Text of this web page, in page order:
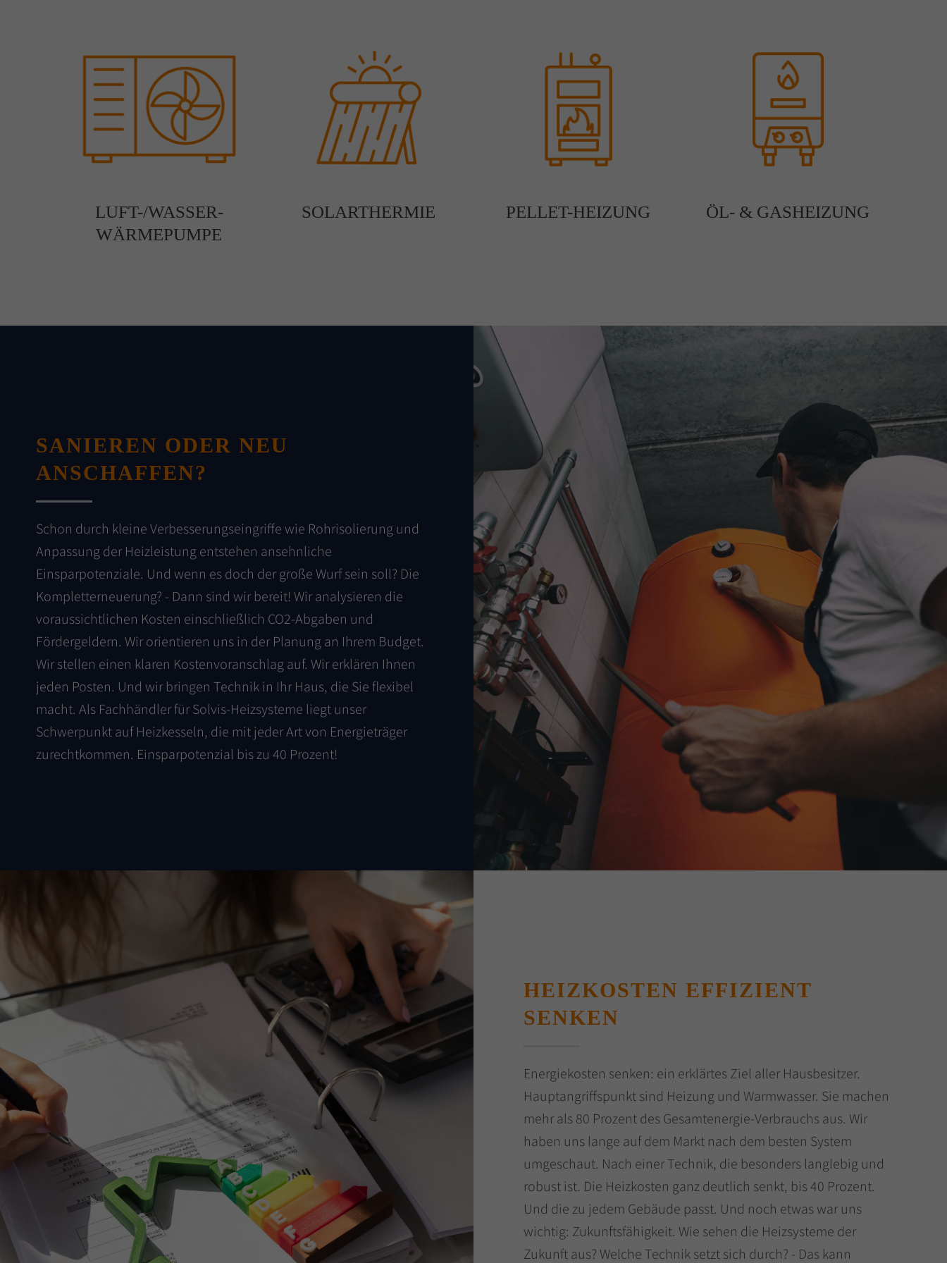
LUFT-/WASSER-
WÄRMEPUMPE
SOLARTHERMIE PELLET-HEIZUNG ÖL- & GASHEIZUNG
SANIEREN ODER NEU
ANSCHAFFEN?
Schon durch kleine Verbesserungseingriffe wie Rohrisolierung und
Anpassung der Heizleistung entstehen ansehnliche
Einsparpotenziale. Und wenn es doch der große Wurf sein soll? Die
Kompletterneuerung? - Dann sind wir bereit! Wir analysieren die
voraussichtlichen Kosten einschließlich CO2-Abgaben und
Fördergeldern. Wir orientieren uns in der Planung an Ihrem Budget.
Wir stellen einen klaren Kostenvoranschlag auf. Wir erklären Ihnen
jeden Posten. Und wir bringen Technik in Ihr Haus, die Sie flexibel
macht. Als Fachhändler für Solvis-Heizsysteme liegt unser
Schwerpunkt auf Heizkesseln, die mit jeder Art von Energieträger
zurechtkommen. Einsparpotenzial bis zu 40 Prozent!
HEIZKOSTEN EFFIZIENT
SENKEN
Energiekosten senken: ein erklärtes Ziel aller Hausbesitzer.
Hauptangriffspunkt sind Heizung und Warmwasser. Sie machen
mehr als 80 Prozent des Gesamtenergie-Verbrauchs aus. Wir
haben uns lange auf dem Markt nach dem besten System
umgeschaut. Nach einer Technik, die besonders langlebig und
robust ist. Die Heizkosten ganz deutlich senkt, bis 40 Prozent.
Und die zu jedem Gebäude passt. Und noch etwas war uns
wichtig: Zukunftsfähigkeit. Wie sehen die Heizsysteme der
Zukunft aus? Welche Technik setzt sich durch? - Das kann